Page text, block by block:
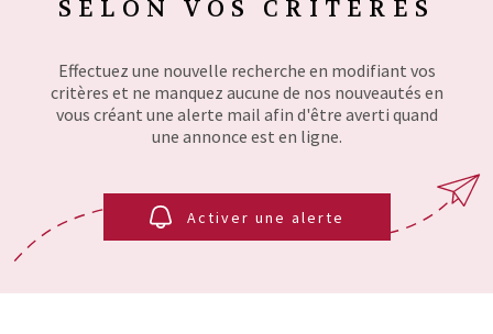
MON
SELON VOS CRITÈRES
Effectuez une nouvelle recherche en modifiant vos
critères et ne manquez aucune de nos nouveautés en
vous créant une alerte mail afin d'être averti quand
une annonce est en ligne.
Activer une alerte
SURFACE
PIÈCES
RÉFÉRENCE
SUPPLÉMENTAIRES
PLUS DE CRITÈRES
RECHERCHER